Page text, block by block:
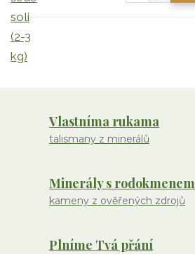
Vlastníma rukama
talismany z minerálů
Minerály s rodokmenem
kameny z ověřených zdrojů
Plníme Tvá přání